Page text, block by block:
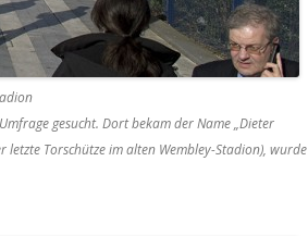
gesucht. Dort bekam der Name „Dieter
Torschütze im alten Wembley-Stadion), wurde